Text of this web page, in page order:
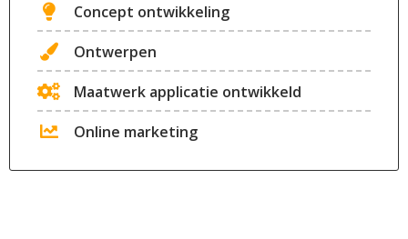
Concept ontwikkeling
Ontwerpen
Maatwerk applicatie ontwikkeld
Online marketing